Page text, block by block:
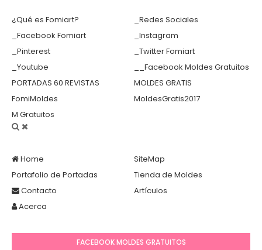
¿Qué es Fomiart?
_Redes Sociales
_Facebook Fomiart
_Instagram
_Pinterest
_Twitter Fomiart
_Youtube
__Facebook Moldes Gratuitos
PORTADAS 60 REVISTAS
MOLDES GRATIS
FomiMoldes
MoldesGratis2017
M Gratuitos
Home
SiteMap
Portafolio de Portadas
Tienda de Moldes
Contacto
Artículos
Acerca
FACEBOOK MOLDES GRATUITOS